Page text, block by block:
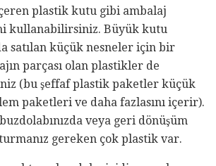
plastik kutu gibi ambalaj
kullanabilirsiniz. Büyük kutu
satılan küçük nesneler için bir
parçası olan plastikler de
(bu şeffaf plastik paketler küçük
paketleri ve daha fazlasını içerir).
veya geri dönüşüm
gereken çok plastik var.